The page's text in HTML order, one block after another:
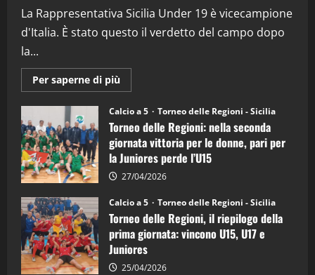
08/04/2026
La Rappresentativa Sicilia Under 19 è vicecampione
d'Italia. È stato questo il verdetto del campo dopo
la...
Per saperne di più
informazioni
Torneo
delle
Regioni
di
calcio
a
5:
la
Juniores
è
vicecampione
d’Italia
Calcio a 5 Torneo delle Regioni - Sicilia
Torneo delle Regioni: nella seconda
giornata vittoria per le donne, pari per
la Juniores perde l’U15
27/04/2026
Calcio a 5 Torneo delle Regioni - Sicilia
Torneo delle Regioni, il riepilogo della
prima giornata: vincono U15, U17 e
Juniores
25/04/2026